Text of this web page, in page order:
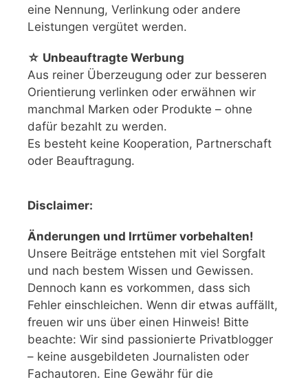
eine Nennung, Verlinkung oder andere
Leistungen vergütet werden.
☆ Unbeauftragte Werbung
Aus reiner Überzeugung oder zur besseren
Orientierung verlinken oder erwähnen wir
manchmal Marken oder Produkte – ohne
dafür bezahlt zu werden.
Es besteht keine Kooperation, Partnerschaft
oder Beauftragung.
Disclaimer:
Änderungen und Irrtümer vorbehalten!
Unsere Beiträge entstehen mit viel Sorgfalt
und nach bestem Wissen und Gewissen.
Dennoch kann es vorkommen, dass sich
Fehler einschleichen. Wenn dir etwas auffällt,
freuen wir uns über einen Hinweis! Bitte
beachte: Wir sind passionierte Privatblogger
– keine ausgebildeten Journalisten oder
Fachautoren. Eine Gewähr für die